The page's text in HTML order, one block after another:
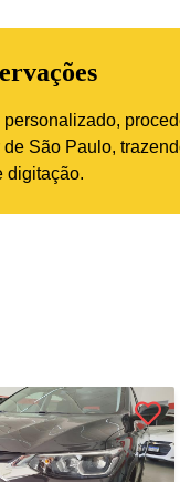
São Paulo,
digitação.